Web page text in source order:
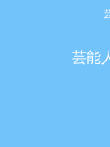
芸能